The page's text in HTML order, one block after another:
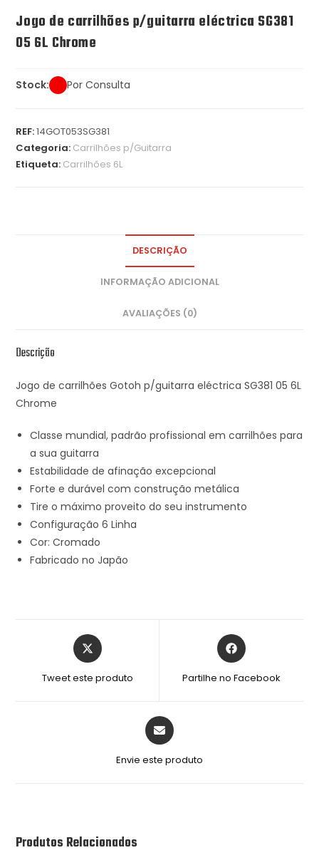
Jogo de carrilhões p/guitarra eléctrica SG381
05 6L Chrome
Stock: Por Consulta
REF:14GOT053SG381
Categoria: Carrilhões p/Guitarra
Etiqueta: Carrilhões 6L
DESCRIÇÃO
INFORMAÇÃO ADICIONAL
AVALIAÇÕES (0)
Descrição
Jogo de carrilhões Gotoh p/guitarra eléctrica SG381 05 6L
Chrome
Classe mundial, padrão profissional em carrilhões para
a sua guitarra
Estabilidade de afinação excepcional
Forte e durável com construção metálica
Tire o máximo proveito do seu instrumento
Configuração 6 Linha
Cor: Cromado
Fabricado no Japão
Tweet este produto Partilhe no Facebook
Envie este produto
Produtos Relacionados